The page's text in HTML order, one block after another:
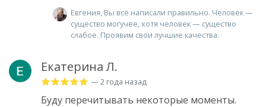
Евгения, Вы всё написали правильно. Человек —
существо могучее, хотя человек — существо
слабое. Проявим свои лучшие качества.
Екатерина Л.
— 2 года назад
Буду перечитывать некоторые моменты.